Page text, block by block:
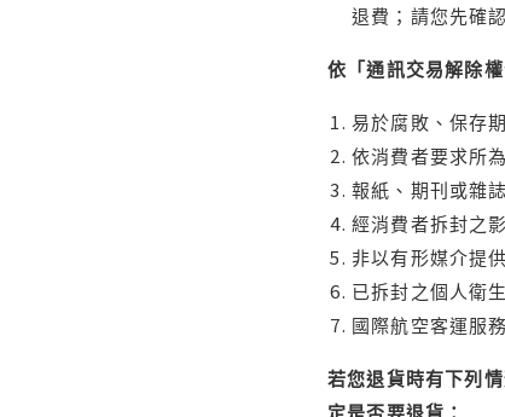
退費；請您先確
依「通訊交易解除
易於腐敗、保存
依消費者要求所
報紙、期刊或雜
經消費者拆封之
非以有形媒介提
已拆封之個人衛
國際航空客運服
若您退貨時有下列
定是否要退貨：